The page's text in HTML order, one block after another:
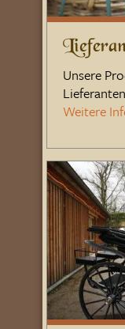
Unsere
Weitere